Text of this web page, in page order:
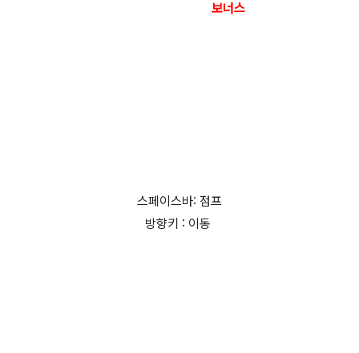
보너스
스페이스바: 점프
방향키 : 이동